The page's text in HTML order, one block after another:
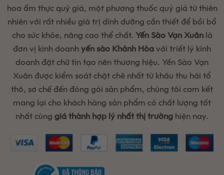
hoa ẩm thực quý giá, một phương thuốc quý giá từ thiên
nhiên với rất nhiều giá trị dinh dưỡng cần thiết để bồi bổ
cho sức khỏe, nâng cao thể chất. Yến Sào Vạn Xuânlà
đơn vị kinh doanhyến sào Khánh Hòavới triết lý kinh
doanh đặt chữ tín tạo nên thương hiệu. Yến Sào Vạn
Xuân được kiểm soát chặt chẽ nhất từ khâu thu hái tổ
thô, sơ chế đến đóng gói sản phẩm, chúng tôi cam kết
mang lại cho khách hàng sản phẩm có chất lượng tốt
nhất cùng giá thành hợp lý nhất thị trường hiện nay.